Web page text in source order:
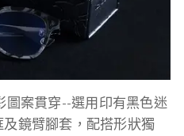
圖案貫穿--選用印有黑色迷
鏡臂腳套，配搭形狀獨